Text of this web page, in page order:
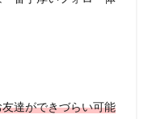
達ができづらい可能